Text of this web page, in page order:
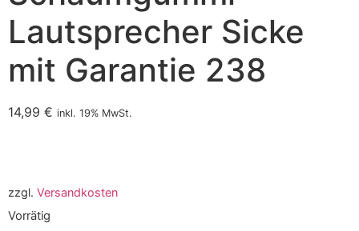
Lautsprecher Sicke
mit Garantie 238
14,99 € inkl. 19% MwSt.
zzgl. Versandkosten
Vorrätig